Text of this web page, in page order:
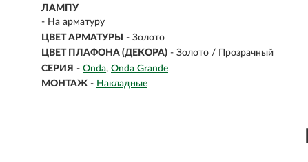
ЛАМПУ
- На арматуру
ЦВЕТ АРМАТУРЫ
- Золото
ЦВЕТ ПЛАФОНА (ДЕКОРА) - Золото / Прозрачный
СЕРИЯ - Onda Onda Grande
МОНТАЖ - Накладные